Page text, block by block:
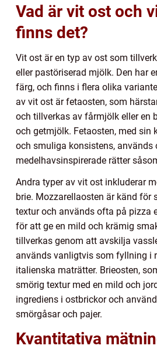
Vad är vit ost och
finns det?
Vit ost är en typ av ost som
eller pastöriserad mjölk. Den har
färg, och finns i flera olika
av vit ost är fetaosten, som
och tillverkas av fårmjölk eller en
och getmjölk. Fetaosten, med sin
och smuliga konsistens, används
medelhavsinspirerade rätter
Andra typer av vit ost inkluderar
brie. Mozzarellaosten är känd för
textur och används ofta på pizza
för att ge en mild och krämig
tillverkas genom att avskilja
används vanligtvis som fyllning i
italienska maträtter. Brieosten,
smörig textur med en mild och
ingrediens i ostbrickor och
smörgåsar och pajer.
Kvantitativa